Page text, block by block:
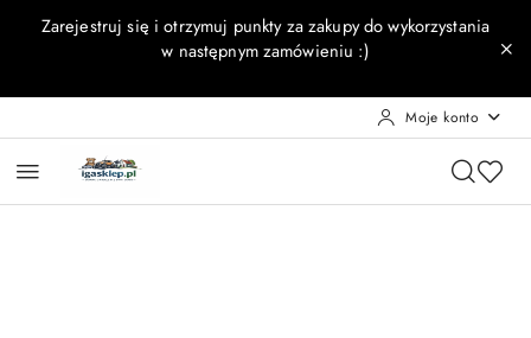
Przejdź do treści głównej
Przejdź do wyszukiwarki
Przejdź do moje konto
Przejdź do menu głównego
Przejdź do opisu produktu
Przejdź do stopki
Zarejestruj się i otrzymuj punkty za zakupy do wykorzystania
w następnym zamówieniu :)
Moje konto